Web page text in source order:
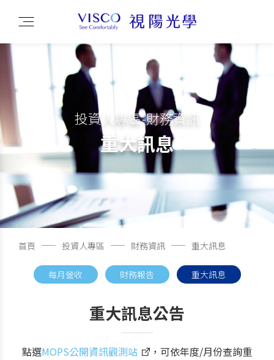
投資人專區-財務資訊
重大訊息
首頁 投資人專區 財務資訊 重大訊息
每月營收 財務報告 重大訊息
重大訊息公告
點選MOPS公開資訊觀測站
，可依年度/月份查詢重